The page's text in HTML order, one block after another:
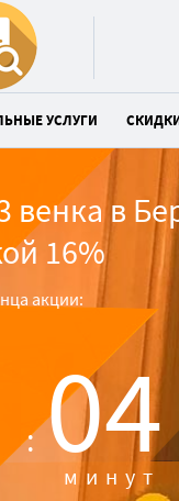
УСЛУГИ
венка в
16%
акции:
: 03
минут